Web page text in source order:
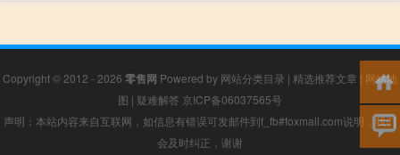
Copyright © 2012 - 2026 零售网 Powered by 网站分类目录 | 精选推荐文章 | 网站地
图 | 疑难解答 京ICP备06037565号
声明：本站内容来自互联网，如信息有错误可发邮件到f_fb#foxmail.com说明，我们
会及时纠正，谢谢